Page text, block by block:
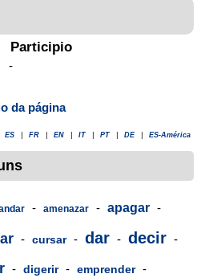
Participio
-
da página
ES FR EN IT PT DE ES-América
- amenazar - apagar -
- cursar - dar - decir -
- digerir - emprender -